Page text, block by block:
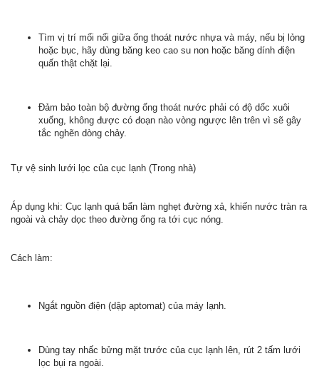
Tìm vị trí mối nối giữa ống thoát nước nhựa và máy, nếu bị lỏng
hoặc bục, hãy dùng băng keo cao su non hoặc băng dính điện
quấn thật chặt lại.
Đảm bảo toàn bộ đường ống thoát nước phải có độ dốc xuôi
xuống, không được có đoạn nào vòng ngược lên trên vì sẽ gây
tắc nghẽn dòng chảy.
Tự vệ sinh lưới lọc của cục lạnh (Trong nhà)
Áp dụng khi: Cục lạnh quá bẩn làm nghẹt đường xả, khiến nước tràn ra
ngoài và chảy dọc theo đường ống ra tới cục nóng.
Cách làm:
Ngắt nguồn điện (dập aptomat) của máy lạnh.
Dùng tay nhấc bửng mặt trước của cục lạnh lên, rút 2 tấm lưới
lọc bụi ra ngoài.